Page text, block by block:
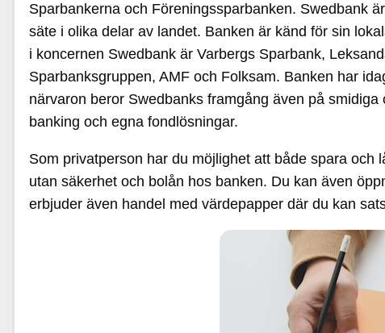
Sparbankerna och Föreningssparbanken. Swedbank
säte i olika delar av landet. Banken är känd för sin
i koncernen Swedbank är Varbergs Sparbank,
Sparbanksgruppen, AMF och Folksam. Banken har
närvaron beror Swedbanks framgång även på
banking och egna fondlösningar.
Som privatperson har du möjlighet att både spara
utan säkerhet och bolån hos banken. Du kan även
erbjuder även handel med värdepapper där du kan